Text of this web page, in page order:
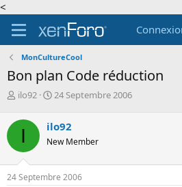
<
MonCultureCool
Bon plan Code réduction
A
t
u
r
d
e
ilo92
D
e
d
d
é
24 Septembre 2006
I ilo92
New Member
24 Septembre 2006